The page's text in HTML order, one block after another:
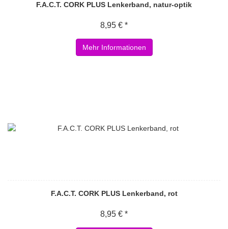
F.A.C.T. CORK PLUS Lenkerband, natur-optik
8,95 € *
Mehr Informationen
F.A.C.T. CORK PLUS Lenkerband, rot
8,95 € *